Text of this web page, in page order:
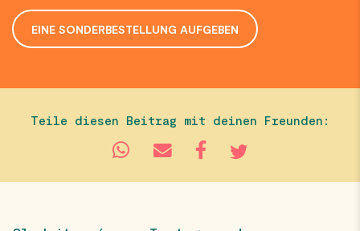
EINE SONDERBESTELLUNG AUFGEBEN
Teile diesen Beitrag mit deinen Freunden: